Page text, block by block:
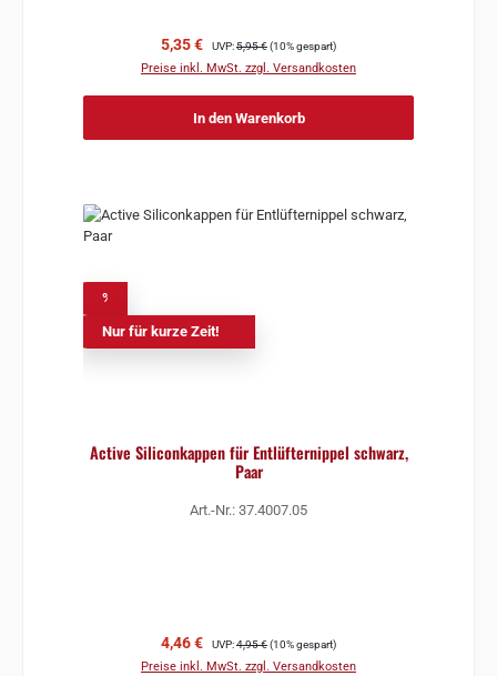
Verkaufspreis:
5,35 € Regulärer Preis:
UVP:5,95 €(10% gespart)
Preise inkl. MwSt. zzgl. Versandkosten
In den Warenkorb
Nur für kurze Zeit!
Active Siliconkappen für Entlüfternippel schwarz,
Paar
Art.-Nr.: 37.4007.05
Verkaufspreis:
4,46 € Regulärer Preis:
UVP:4,95 €(10% gespart)
Preise inkl. MwSt. zzgl. Versandkosten